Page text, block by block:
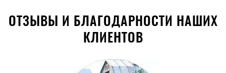
ОТЗЫВЫ И БЛАГОДАРНОСТИ НАШИХ
КЛИЕНТОВ